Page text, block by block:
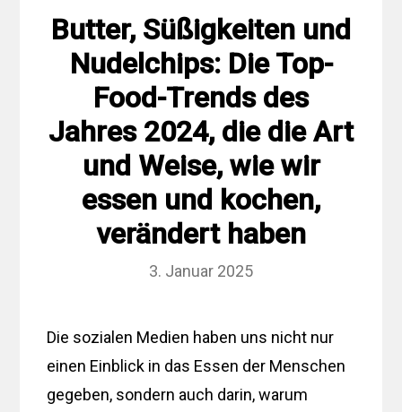
Butter, Süßigkeiten und
Nudelchips: Die Top-
Food-Trends des
Jahres 2024, die die Art
und Weise, wie wir
essen und kochen,
verändert haben
3. Januar 2025
Die sozialen Medien haben uns nicht nur
einen Einblick in das Essen der Menschen
gegeben, sondern auch darin, warum